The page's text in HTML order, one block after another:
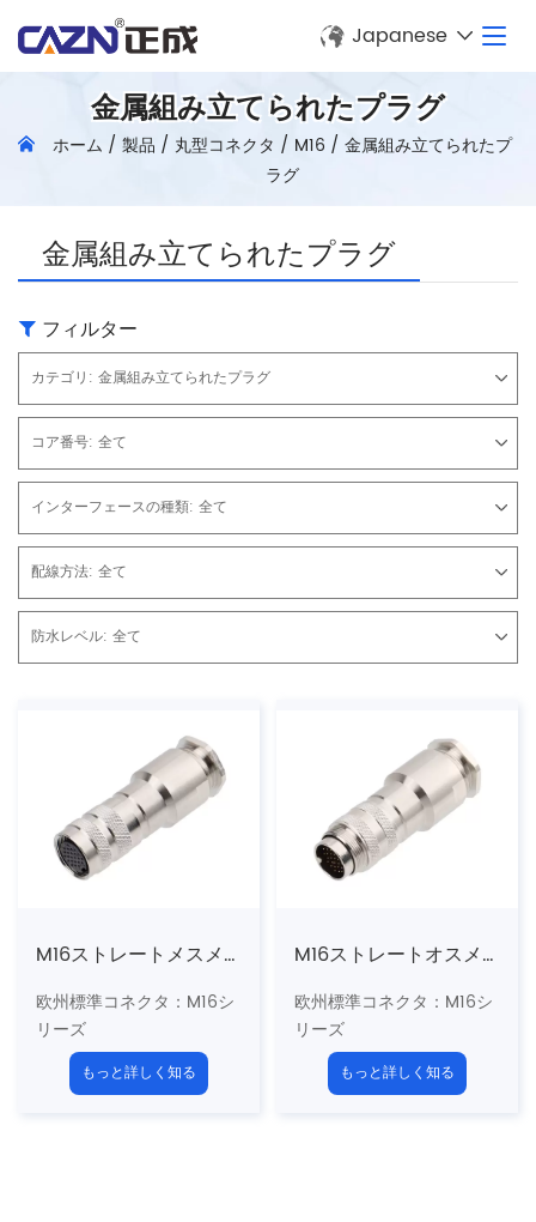
Japanese
金属組み立てられたプラグ
ホーム / 製品 / 丸型コネクタ / M16 / 金属組み立てられたプ
ラグ
金属組み立てられたプラグ
フィルター
カテゴリ: 金属組み立てられたプラグ
コア番号: 全て
インターフェースの種類: 全て
配線方法: 全て
防水レベル: 全て
M16ストレートメスメタルアセンブルプラグ（はんだ）
欧州標準コネクタ：M16シ
リーズ
構造タイプ：ストレートメ
タルアセンブルプラグ
もっと詳しく知る
M16ストレートオスメタルアセンブルプラグ（はんだ）
欧州標準コネクタ：M16シ
リーズ
構造タイプ：ストレートメ
タルアセンブルプラグ
もっと詳しく知る